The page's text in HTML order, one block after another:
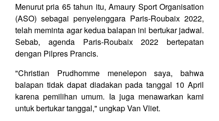
Menurut pria 65 tahun itu, Amaury Sport Organisation
(ASO) sebagai penyelenggara Paris-Roubaix 2022,
telah meminta agar kedua balapan ini bertukar jadwal.
Sebab, agenda Paris-Roubaix 2022 bertepatan
dengan Pilpres Prancis.
"Christian Prudhomme menelepon saya, bahwa
balapan tidak dapat diadakan pada tanggal 10 April
karena pemilihan umum. Ia juga menawarkan kami
untuk bertukar tanggal," ungkap Van Vliet.